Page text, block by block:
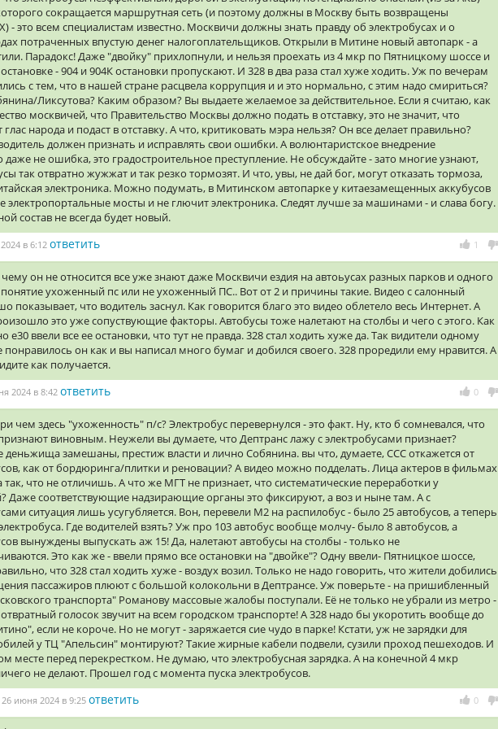
сокращается маршрутная сеть (и поэтому должны в Москву быть возвращены
- это всем специалистам известно. Москвичи должны знать правду об электробусах и о
потраченных впустую денег налогоплательщиков. Открыли в Митине новый автопарк - а
Парадокс! Даже "двойку" прихлопнули, и нельзя проехать из 4 мкр по Пятницкому шоссе и
- 904 и 904К остановки пропускают. И 328 в два раза стал хуже ходить. Уж по вечерам
с тем, что в нашей стране расцвела коррупция и и это нормально, с этим надо смириться?
Ликсутова? Каким образом? Вы выдаете желаемое за действительное. Если я считаю, как
москвичей, что Правительство Москвы должно подать в отставку, это не значит, что
народа и подаст в отставку. А что, критиковать мэра нельзя? Он все делает правильно?
должен признать и исправлять свои ошибки. А волюнтаристское внедрение
даже не ошибка, это градостроительное преступление. Не обсуждайте - зато многие узнают,
так отвратно жужжат и так резко тормозят. И что, увы, не дай бог, могут отказать тормоза,
электроника. Можно подумать, в Митинском автопарке у китаезамещенных аккубусов
электропортальные мосты и не глючит электроника. Следят лучше за машинами - и слава богу.
состав не всегда будет новый.
1
в 6:12ответить
он не относится все уже знают даже Москвичи ездия на автоьусах разных парков и одного
понятие ухоженный пс или не ухоженный ПС.. Вот от 2 и причины такие. Видео с салонный
показывает, что водитель заснул. Как говорится благо это видео облетело весь Интернет. А
это уже сопуствующие факторы. Автобусы тоже налетают на столбы и чего с этого. Как
е30 ввели все ее остановки, что тут не правда. 328 стал ходить хуже да. Так видители одному
он как и вы написал много бумаг и добился своего. 328 проредили ему нравится. А
как получается.
0
2024 в 8:42 ответить
чем здесь "ухоженность" п/с? Электробус перевернулся - это факт. Ну, кто б сомневался, что
виновным. Неужели вы думаете, что Дептранс лажу с электробусами признает?
замешаны, престиж власти и лично Собянина. вы что, думаете, ССС откажется от
как от бордюринга/плитки и реновации? А видео можно подделать. Лица актеров в фильмах
что не отличишь. А что же МГТ не признает, что систематические переработки у
Даже соответствующие надзирающие органы это фиксируют, а воз и ныне там. А с
ситуация лишь усугубляется. Вон, перевели М2 на распилобус - было 25 автобусов, а теперь
Где водителей взять? Уж про 103 автобус вообще молчу- было 8 автобусов, а
вынуждены выпускать аж 15! Да, налетают автобусы на столбы - только не
Это как же - ввели прямо все остановки на "двойке"? Одну ввели- Пятницкое шоссе,
что 328 стал ходить хуже - воздух возил. Только не надо говорить, что жители добились
пассажиров плюют с большой колокольни в Дептрансе. Уж поверьте - на пришибленный
транспорта" Романову массовые жалобы поступали. Её не только не убрали из метро -
голосок звучит на всем городском транспорте! А 328 надо бы укоротить вообще до
если не короче. Но не могут - заряжается сие чудо в парке! Кстати, уж не зарядки для
у ТЦ "Апельсин" монтируют? Такие жирные кабели подвели, сузили проход пешеходов. И
месте перед перекрестком. Не думаю, что электробусная зарядка. А на конечной 4 мкр
не делают. Прошел год с момента пуска электробусов.
0
26 июня 2024 в 9:25 ответить